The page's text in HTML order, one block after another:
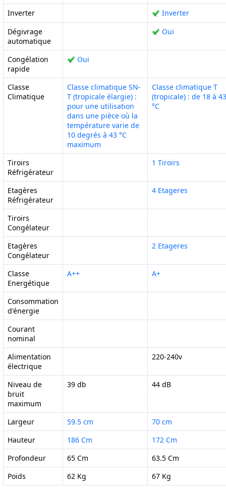
Inverter
Inverter
Dégivrage
automatique
Oui
Congélation
rapide
Oui
Classe
Climatique
Classe climatique SN-
T (tropicale élargie) :
pour une utilisation
dans une pièce où la
température varie de
10 degrés à 43 °C
maximum
Classe climatique T
(tropicale) : de 18 à 43
°C
Tiroirs
Réfrigérateur
1 Tiroirs
Etagères
Réfrigérateur
4 Etageres
Tiroirs
Congélateur
Etagères
Congélateur
2 Etageres
Classe
Energétique
A++ A+
Consommation
d'énergie
Courant
nominal
Alimentation
électrique
220-240v
Niveau de
bruit
maximum
39 db 44 dB
Largeur 59.5 cm
70 cm
Hauteur
186 Cm
172 Cm
Profondeur
65 Cm
63.5 Cm
Poids
62 Kg 67 Kg